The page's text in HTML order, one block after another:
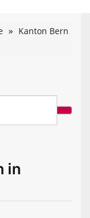
Kanton Bern
in